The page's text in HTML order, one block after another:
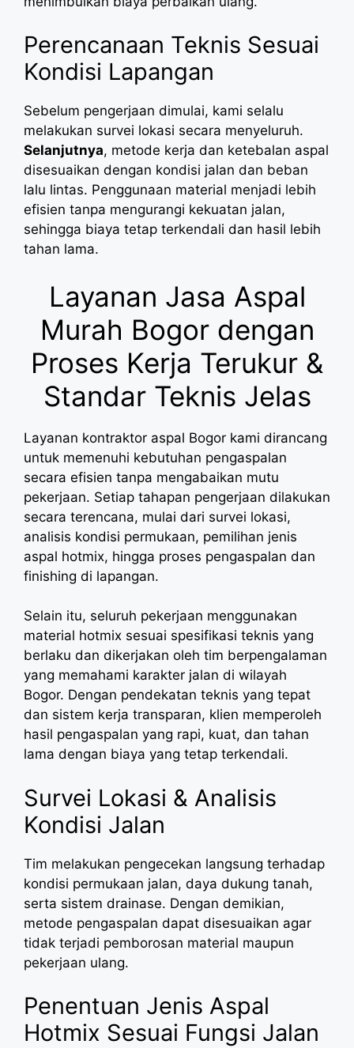
Perencanaan Teknis Sesuai
Kondisi Lapangan
Sebelum pengerjaan dimulai, kami selalu
melakukan survei lokasi secara menyeluruh.
Selanjutnya, metode kerja dan ketebalan aspal
disesuaikan dengan kondisi jalan dan beban
lalu lintas. Penggunaan material menjadi lebih
efisien tanpa mengurangi kekuatan jalan,
sehingga biaya tetap terkendali dan hasil lebih
tahan lama.
Layanan Jasa Aspal
Murah Bogor dengan
Proses Kerja Terukur &
Standar Teknis Jelas
Layanan kontraktor aspal Bogor kami dirancang
untuk memenuhi kebutuhan pengaspalan
secara efisien tanpa mengabaikan mutu
pekerjaan. Setiap tahapan pengerjaan dilakukan
secara terencana, mulai dari survei lokasi,
analisis kondisi permukaan, pemilihan jenis
aspal hotmix, hingga proses pengaspalan dan
finishing di lapangan.
Selain itu, seluruh pekerjaan menggunakan
material hotmix sesuai spesifikasi teknis yang
berlaku dan dikerjakan oleh tim berpengalaman
yang memahami karakter jalan di wilayah
Bogor. Dengan pendekatan teknis yang tepat
dan sistem kerja transparan, klien memperoleh
hasil pengaspalan yang rapi, kuat, dan tahan
lama dengan biaya yang tetap terkendali.
Survei Lokasi & Analisis
Kondisi Jalan
Tim melakukan pengecekan langsung terhadap
kondisi permukaan jalan, daya dukung tanah,
serta sistem drainase. Dengan demikian,
metode pengaspalan dapat disesuaikan agar
tidak terjadi pemborosan material maupun
pekerjaan ulang.
Penentuan Jenis Aspal
Hotmix Sesuai Fungsi Jalan